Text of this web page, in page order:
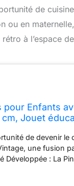
de
ou en
à l’espace
pour Enfants
cm, Jouet
de devenir le
une fusion
Développée : La
s'immerger